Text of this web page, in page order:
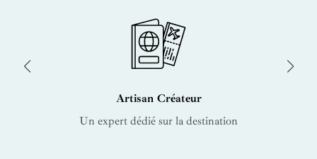
Artisan Créateur
Un expert dédié sur la destination